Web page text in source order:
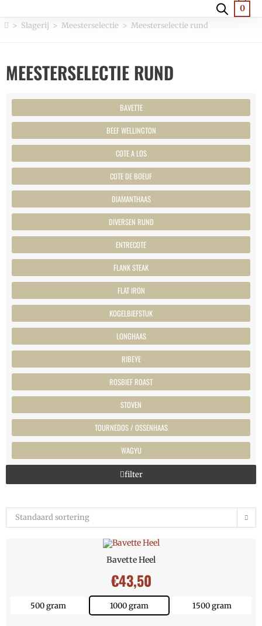
0
> Slagerij > Meesterselectie > Meesterselectie rund
MEESTERSELECTIE RUND
BAVETTE
BEEF WELLINGTON
COTE A LOS
COTE DE BOEUF
DIAMANTHAAS
DIVERSEN RUND
ENTRECOTE
FLANK STEAK
FLAT IRON
KOGELBIEFSTUK
LONGHAAS
RIBEYE
ROSBIEF ROAST
STOVEN
TOURNEDOS / OSSENHAAS
WAGYU
filter
Standaard sortering
Bavette Heel
€43,50
500 gram 1000 gram 1500 gram